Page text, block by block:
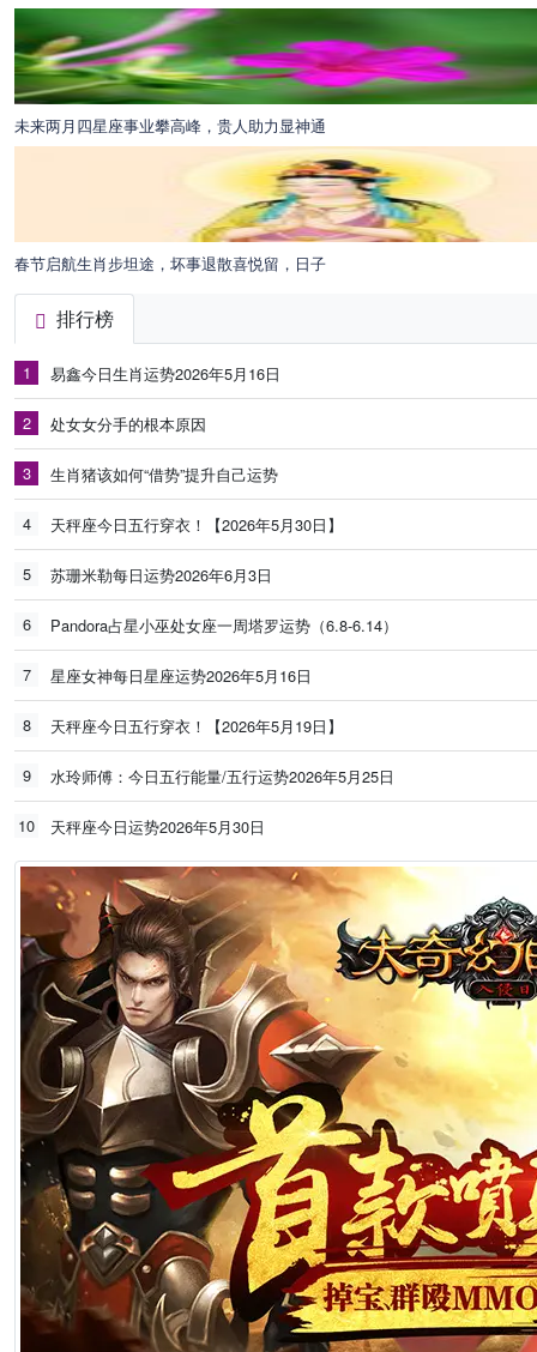
未来两月四星座事业攀高峰，贵人助力显神通
春节启航生肖步坦途，坏事退散喜悦留，日子
排行榜
1 易鑫今日生肖运势2026年5月16日
2 处女女分手的根本原因
3 生肖猪该如何“借势”提升自己运势
4 天秤座今日五行穿衣！【2026年5月30日】
5 苏珊米勒每日运势2026年6月3日
6 Pandora占星小巫处女座一周塔罗运势（6.8-6.14）
7 星座女神每日星座运势2026年5月16日
8 天秤座今日五行穿衣！【2026年5月19日】
9 水玲师傅：今日五行能量/五行运势2026年5月25日
10 天秤座今日运势2026年5月30日